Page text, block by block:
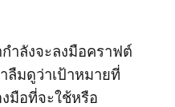
กำลังจะลงมือคราฟต์
ลืมดูว่าเป้าหมายที่
มือที่จะใช้หรือ